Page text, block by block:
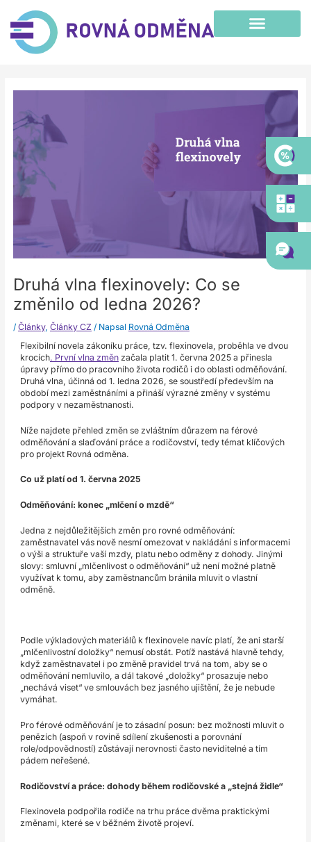
obsah
Druhá vlna flexinovely: Co se
změnilo od ledna 2026?
/ Články, Články CZ / Napsal Rovná Odměna
Flexibilní novela zákoníku práce, tzv. flexinovela, proběhla ve dvou
krocích. První vlna změnzačala platit 1. června 2025 a přinesla
úpravy přímo do pracovního života rodičů i do oblasti odměňování.
Druhá vlna, účinná od 1. ledna 2026, se soustředí především na
období mezi zaměstnáními a přináší výrazné změny v systému
podpory v nezaměstnanosti.
Níže najdete přehled změn se zvláštním důrazem na férové
odměňování a slaďování práce a rodičovství, tedy témat klíčových
pro projekt Rovná odměna.
Co už platí od 1. června 2025
Odměňování: konec „mlčení o mzdě“
Jedna z nejdůležitějších změn pro rovné odměňování:
zaměstnavatel vás nově nesmí omezovat v nakládání s informacemi
o výši a struktuře vaší mzdy, platu nebo odměny z dohody. Jinými
slovy: smluvní „mlčenlivost o odměňování“ už není možné platně
využívat k tomu, aby zaměstnancům bránila mluvit o vlastní
odměně.
Podle výkladových materiálů k flexinovele navíc platí, že ani starší
„mlčenlivostní doložky“ nemusí obstát. Potíž nastává hlavně tehdy,
když zaměstnavatel i po změně pravidel trvá na tom, aby se o
odměňování nemluvilo, a dál takové „doložky“ prosazuje nebo
„nechává viset“ ve smlouvách bez jasného ujištění, že je nebude
vymáhat.
Pro férové odměňování je to zásadní posun: bez možnosti mluvit o
penězích (aspoň v rovině sdílení zkušenosti a porovnání
role/odpovědností) zůstávají nerovnosti často neviditelné a tím
pádem neřešené.
Rodičovství a práce: dohody během rodičovské a „stejná židle“
Flexinovela podpořila rodiče na trhu práce dvěma praktickými
změnami, které se v běžném životě projeví.